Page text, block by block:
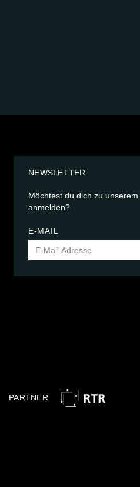
NEWSLETTER
Möchtest du dich zu unserem
anmelden?
E-MAIL
PARTNER